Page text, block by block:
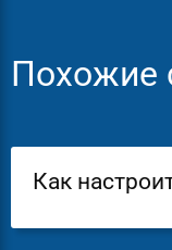
Похожие
Как